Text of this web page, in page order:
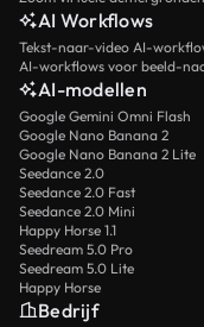
AI Workflows
Tekst-naar-video AI-
AI-workflows voor beeld-
AI-modellen
Google Gemini Omni Flash
Google Nano Banana 2
Google Nano Banana 2 Lite
Seedance 2.0
Seedance 2.0 Fast
Seedance 2.0 Mini
Happy Horse 1.1
Seedream 5.0 Pro
Seedream 5.0 Lite
Happy Horse
Bedrijf